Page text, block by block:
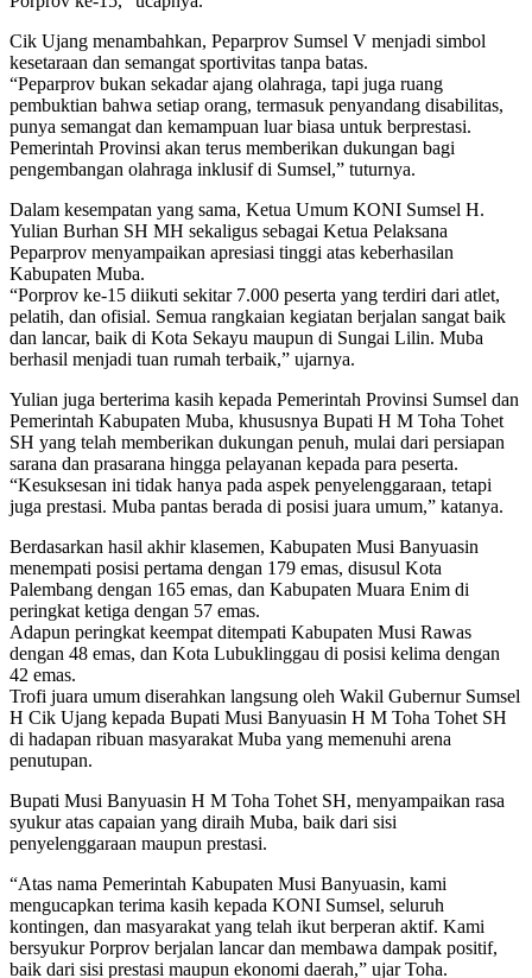
Cik Ujang menambahkan, Peparprov Sumsel V menjadi simbol
kesetaraan dan semangat sportivitas tanpa batas.
“Peparprov bukan sekadar ajang olahraga, tapi juga ruang
pembuktian bahwa setiap orang, termasuk penyandang disabilitas,
punya semangat dan kemampuan luar biasa untuk berprestasi.
Pemerintah Provinsi akan terus memberikan dukungan bagi
pengembangan olahraga inklusif di Sumsel,” tuturnya.
Dalam kesempatan yang sama, Ketua Umum KONI Sumsel H.
Yulian Burhan SH MH sekaligus sebagai Ketua Pelaksana
Peparprov menyampaikan apresiasi tinggi atas keberhasilan
Kabupaten Muba.
“Porprov ke-15 diikuti sekitar 7.000 peserta yang terdiri dari atlet,
pelatih, dan ofisial. Semua rangkaian kegiatan berjalan sangat baik
dan lancar, baik di Kota Sekayu maupun di Sungai Lilin. Muba
berhasil menjadi tuan rumah terbaik,” ujarnya.
Yulian juga berterima kasih kepada Pemerintah Provinsi Sumsel dan
Pemerintah Kabupaten Muba, khususnya Bupati H M Toha Tohet
SH yang telah memberikan dukungan penuh, mulai dari persiapan
sarana dan prasarana hingga pelayanan kepada para peserta.
“Kesuksesan ini tidak hanya pada aspek penyelenggaraan, tetapi
juga prestasi. Muba pantas berada di posisi juara umum,” katanya.
Berdasarkan hasil akhir klasemen, Kabupaten Musi Banyuasin
menempati posisi pertama dengan 179 emas, disusul Kota
Palembang dengan 165 emas, dan Kabupaten Muara Enim di
peringkat ketiga dengan 57 emas.
Adapun peringkat keempat ditempati Kabupaten Musi Rawas
dengan 48 emas, dan Kota Lubuklinggau di posisi kelima dengan
42 emas.
Trofi juara umum diserahkan langsung oleh Wakil Gubernur Sumsel
H Cik Ujang kepada Bupati Musi Banyuasin H M Toha Tohet SH
di hadapan ribuan masyarakat Muba yang memenuhi arena
penutupan.
Bupati Musi Banyuasin H M Toha Tohet SH, menyampaikan rasa
syukur atas capaian yang diraih Muba, baik dari sisi
penyelenggaraan maupun prestasi.
“Atas nama Pemerintah Kabupaten Musi Banyuasin, kami
mengucapkan terima kasih kepada KONI Sumsel, seluruh
kontingen, dan masyarakat yang telah ikut berperan aktif. Kami
bersyukur Porprov berjalan lancar dan membawa dampak positif,
baik dari sisi prestasi maupun ekonomi daerah,” ujar Toha.